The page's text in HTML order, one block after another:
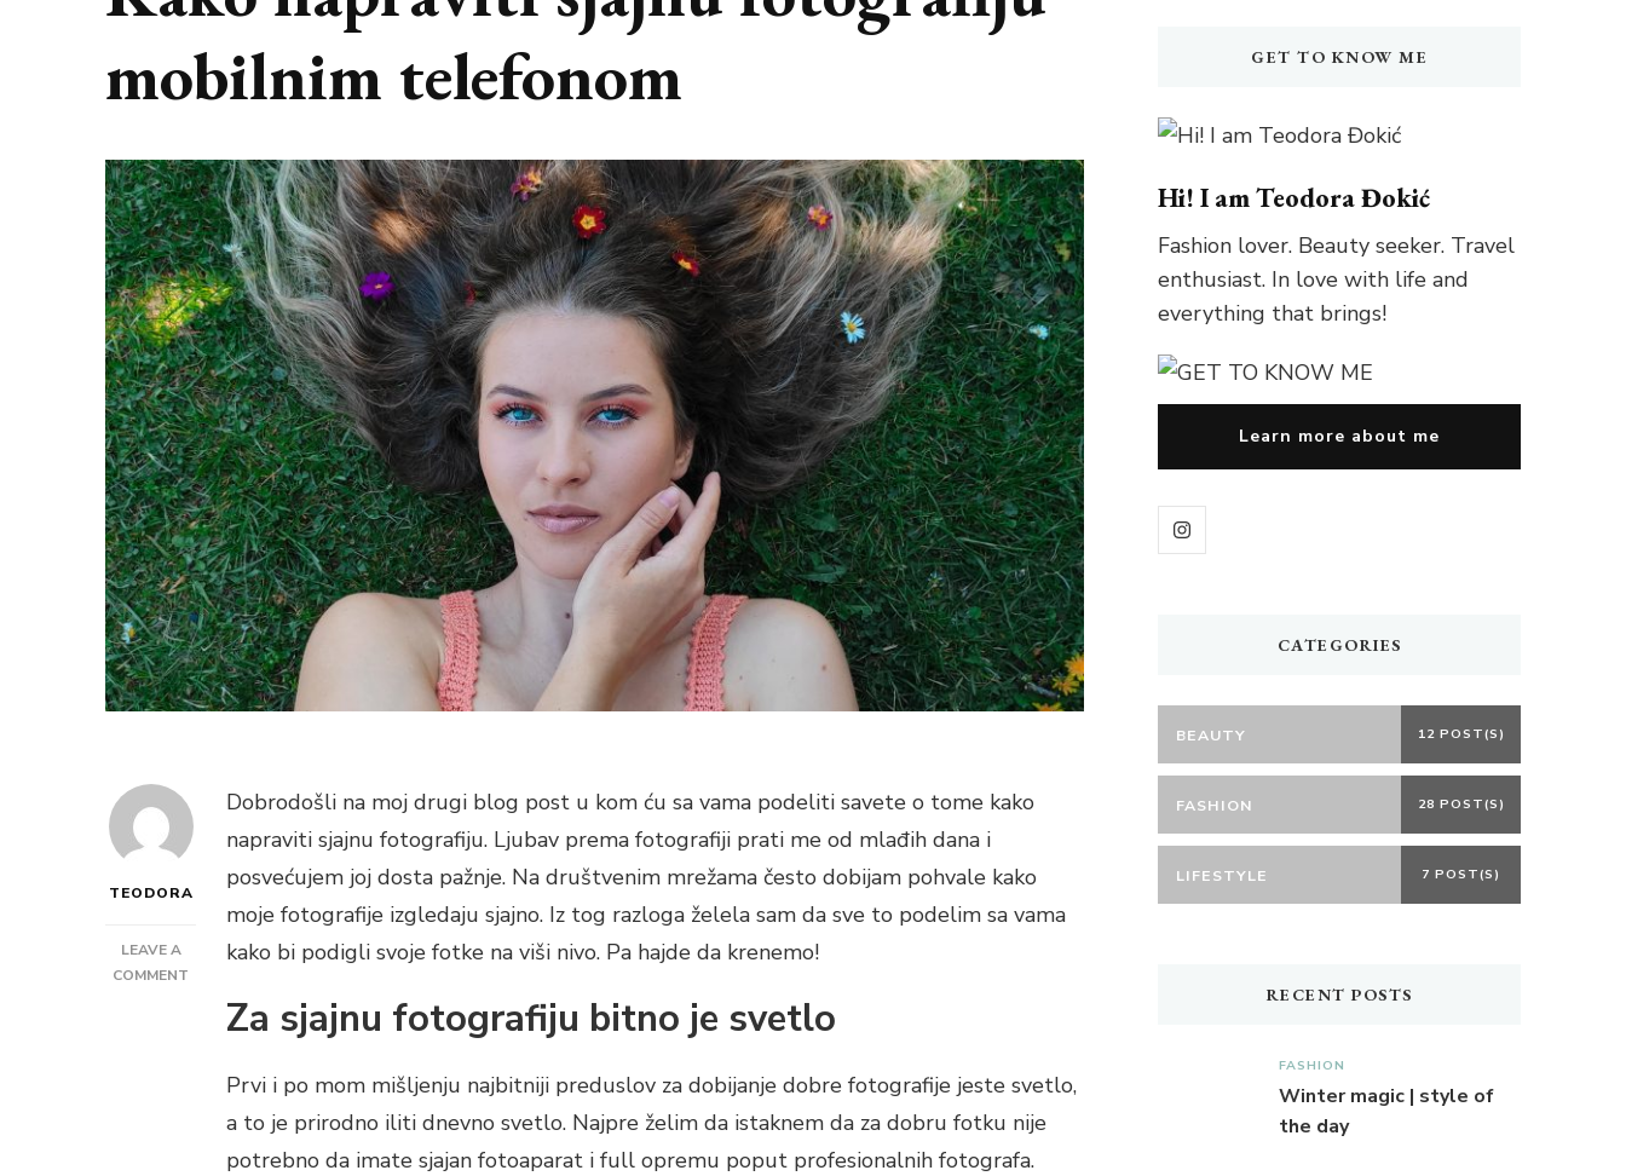
mobilnim telefonom
TEODORA
LEAVE A
COMMENT
KAKO
NAPRAVITI
FOTOGRAFIJU
TELEFONOM
Dobrodošli na moj drugi blog post u kom ću sa vama podeliti savete o tome kako
napraviti sjajnu fotografiju. Ljubav prema fotografiji prati me od mlađih dana i
posvećujem joj dosta pažnje. Na društvenim mrežama često dobijam pohvale kako
moje fotografije izgledaju sjajno. Iz tog razloga želela sam da sve to podelim sa vama
kako bi podigli svoje fotke na viši nivo. Pa hajde da krenemo!
Za sjajnu fotografiju bitno je svetlo
Prvi i po mom mišljenju najbitniji preduslov za dobijanje dobre fotografije jeste svetlo,
a to je prirodno iliti dnevno svetlo. Najpre želim da istaknem da za dobru fotku nije
potrebno da imate sjajan fotoaparat i full opremu poput profesionalnih fotografa.
GET TO KNOW ME
Hi! I am Teodora Đokić
Fashion lover. Beauty seeker. Travel
enthusiast. In love with life and
everything that brings!
Learn more about me
CATEGORIES
BEAUTY 12 POST(S)
FASHION 28 POST(S)
LIFESTYLE 7 POST(S)
RECENT POSTS
FASHION
Winter magic | style of
the day